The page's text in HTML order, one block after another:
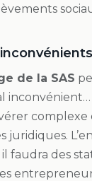
de la SAS
complexe
juridiques.
faudra des